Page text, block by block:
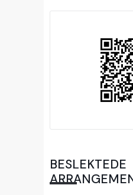
BESLEKTEDE